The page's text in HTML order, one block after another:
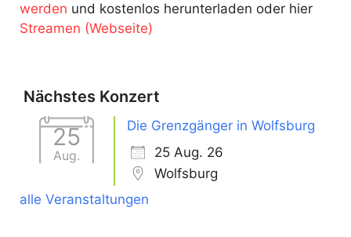
werden und kostenlos herunterladen oder hier
Streamen (Webseite)
Nächstes Konzert
25
Aug.
Die Grenzgänger in Wolfsburg
25 Aug. 26
Wolfsburg
alle Veranstaltungen